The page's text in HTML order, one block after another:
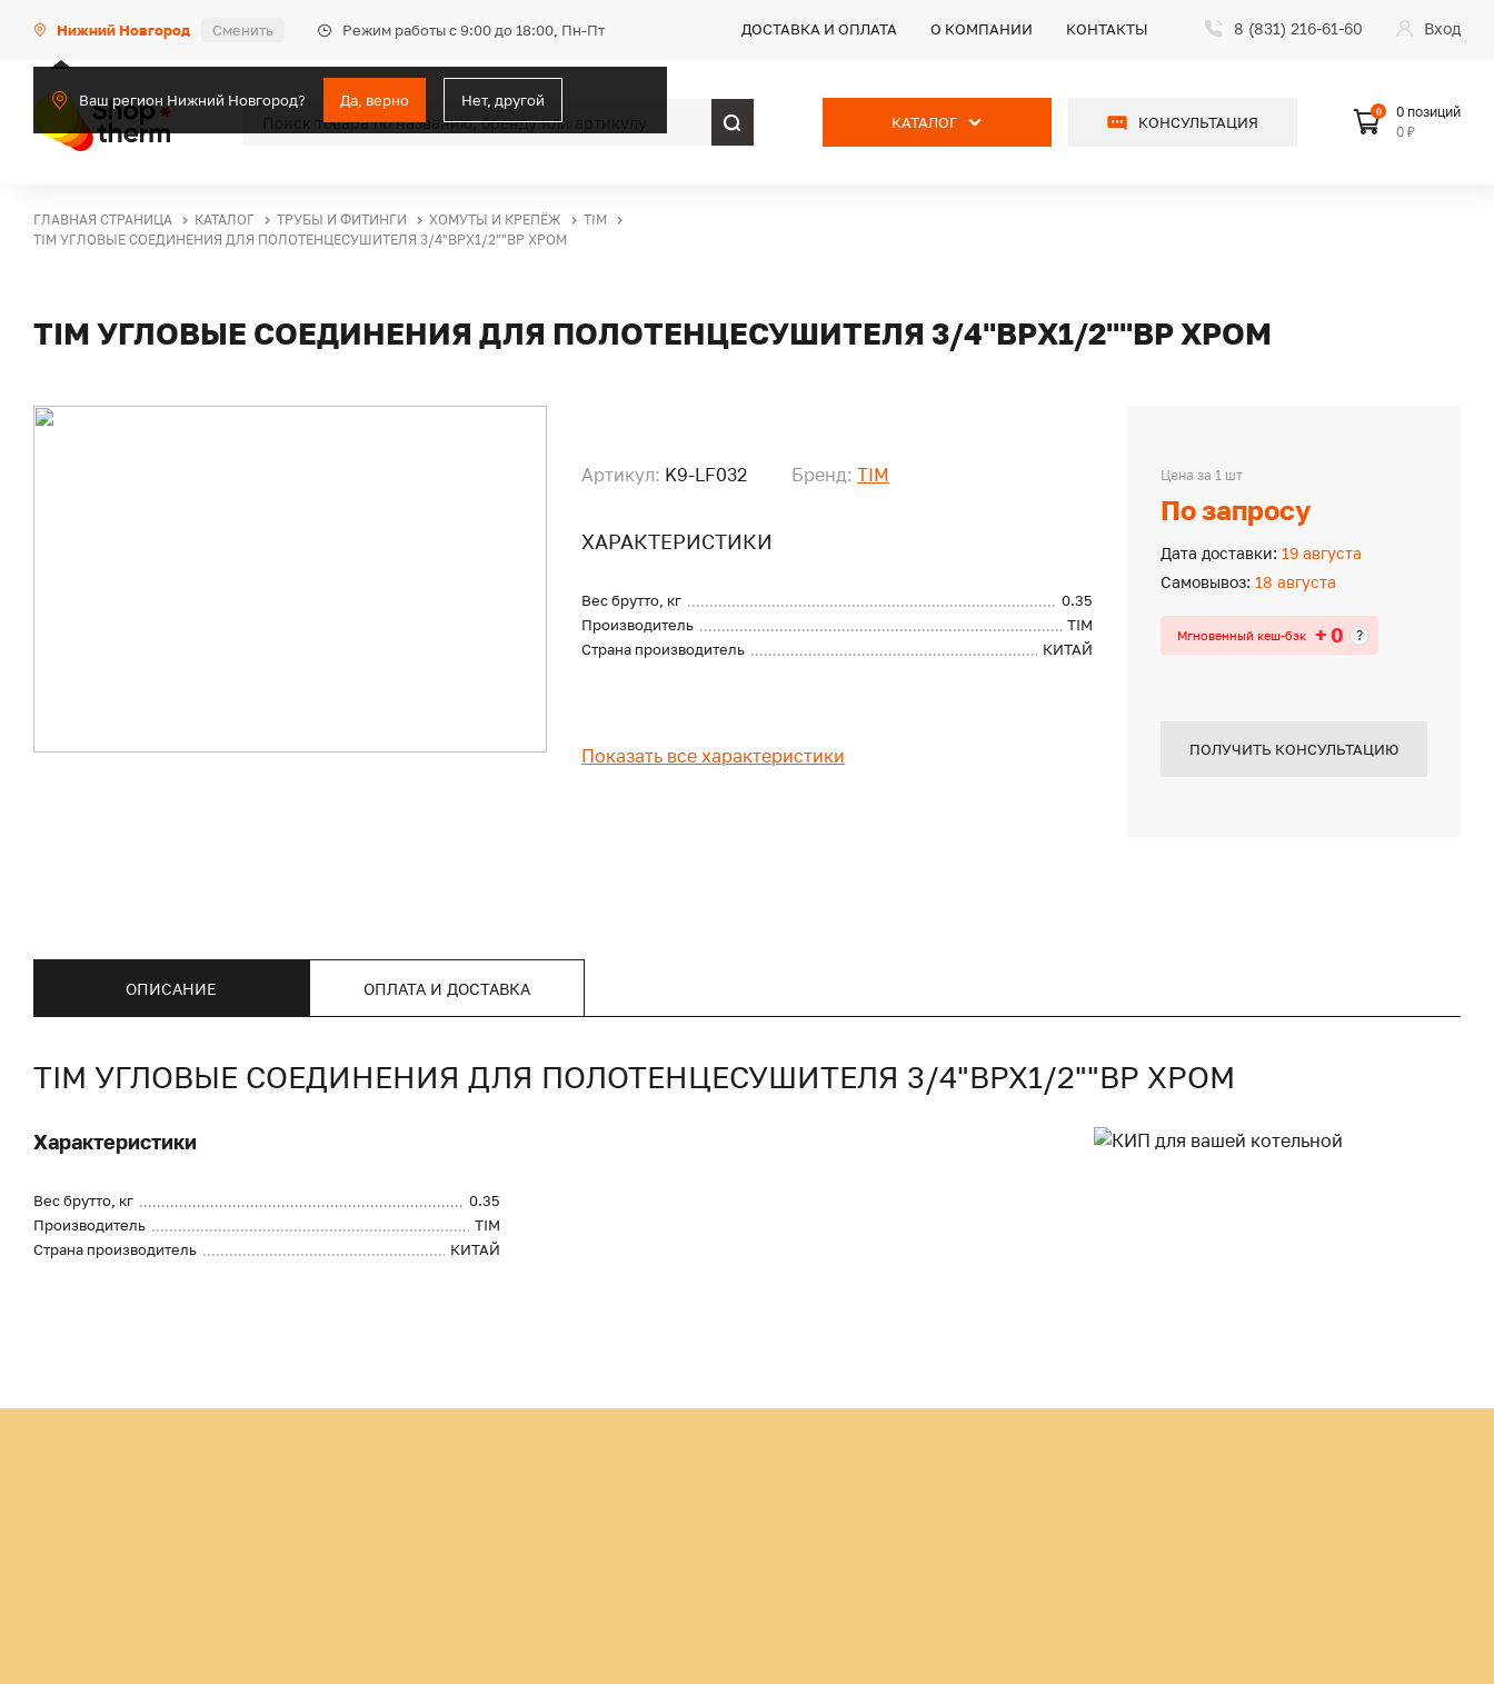
Нижний Новгород Сменить Режим работы с 9:00 до 18:00, Пн-Пт
Ваш регион Нижний Новгород? Да, верно Нет, другой
ДОСТАВКА И ОПЛАТА О КОМПАНИИ КОНТАКТЫ 8 (831) 216-61-60 Вход
КАТАЛОГ КОНСУЛЬТАЦИЯ
0
0 позиций
0 ₽
ГЛАВНАЯ СТРАНИЦА КАТАЛОГ ТРУБЫ И ФИТИНГИ ХОМУТЫ И КРЕПЁЖ
TIM
TIM УГЛОВЫЕ СОЕДИНЕНИЯ ДЛЯ ПОЛОТЕНЦЕСУШИТЕЛЯ 3/4"ВРХ1/2""ВР ХРОМ
TIM УГЛОВЫЕ СОЕДИНЕНИЯ ДЛЯ ПОЛОТЕНЦЕСУШИТЕЛЯ 3/4"ВРХ1/2""ВР ХРОМ
Артикул: K9-LF032 Бренд: TIM
ХАРАКТЕРИСТИКИ
Вес брутто, кг
0.35
Производитель
TIM
Страна производитель
КИТАЙ
Показать все характеристики
Цена за 1 шт
По запросу
Дата доставки: 19 августа
Самовывоз: 18 августа
Мгновенный кеш-бэк + 0 ?
ПОЛУЧИТЬ КОНСУЛЬТАЦИЮ
ОПИСАНИЕ ОПЛАТА И ДОСТАВКА
TIM УГЛОВЫЕ СОЕДИНЕНИЯ ДЛЯ ПОЛОТЕНЦЕСУШИТЕЛЯ 3/4"ВРХ1/2""ВР ХРОМ
Характеристики
Вес брутто, кг
0.35
Производитель
TIM
Страна производитель
КИТАЙ